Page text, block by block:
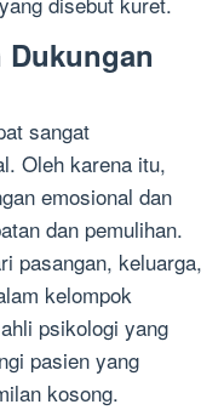
sangat
Oleh karena itu,
emosional dan
dan pemulihan.
pasangan, keluarga,
kelompok
psikologi yang
pasien yang
kosong.